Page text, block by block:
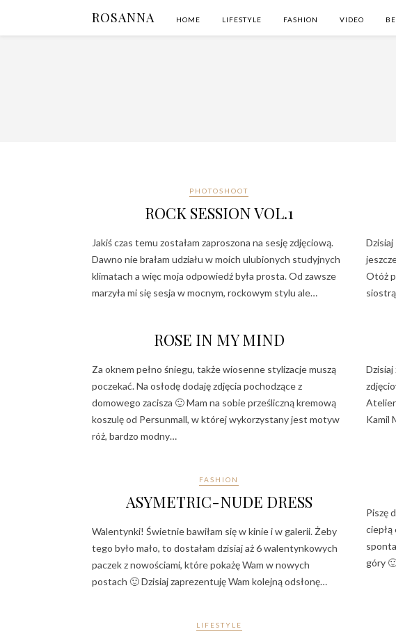
ROSANNA HOME LIFESTYLE FASHION VIDEO
PHOTOSHOOT
ROCK SESSION VOL.1
Jakiś czas temu zostałam zaproszona na sesję zdjęciową.
Dawno nie brałam udziału w moich ulubionych studyjnych
klimatach a więc moja odpowiedź była prosta. Od zawsze
marzyła mi się sesja w mocnym, rockowym stylu ale…
Dzisiaj
Otóż
ROSE IN MY MIND
Za oknem pełno śniegu, także wiosenne stylizacje muszą
poczekać. Na osłodę dodaję zdjęcia pochodzące z
domowego zacisza 🙂 Mam na sobie prześliczną kremową
koszulę od Persunmall, w której wykorzystany jest motyw
róż, bardzo modny…
Dzisiaj
Atelier
Kamil
FASHION
ASYMETRIC-NUDE DRESS
Walentynki! Świetnie bawiłam się w kinie i w galerii. Żeby
tego było mało, to dostałam dzisiaj aż 6 walentynkowych
paczek z nowościami, które pokażę Wam w nowych
postach 🙂 Dzisiaj zaprezentuję Wam kolejną odsłonę…
Piszę
ciepłą
góry
LIFESTYLE